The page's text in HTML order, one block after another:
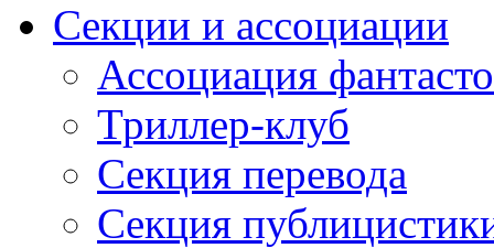
Секции и ассоциации
Ассоциация
Триллер-клуб
Секция перевода
Секция